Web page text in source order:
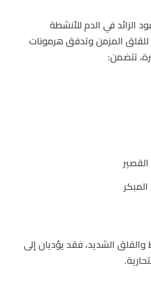
الزائد في الدم للأنشطة
المزمن وتدفق هرمونات
تتضمن:
والقلق الشديد، فقد يؤديان إلى